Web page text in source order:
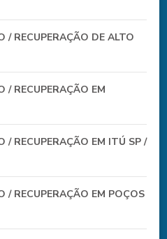
/ RECUPERAÇÃO DE ALTO
/ RECUPERAÇÃO EM
/ RECUPERAÇÃO EM ITÚ SP /
/ RECUPERAÇÃO EM POÇOS